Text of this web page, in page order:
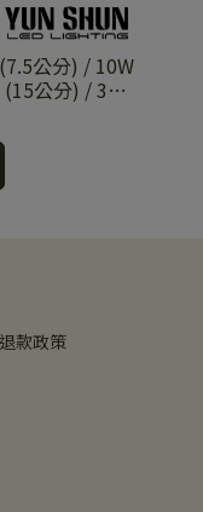
公分) / 10W
公分) / 30W
/ 全電壓)
退款政策